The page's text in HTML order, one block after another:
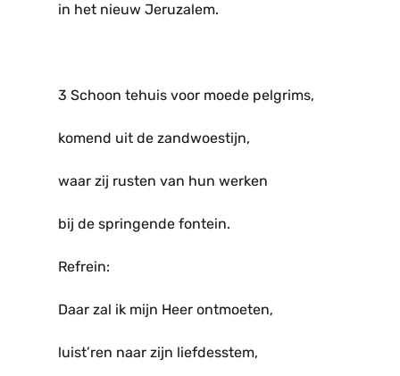
in het nieuw Jeruzalem.
3 Schoon tehuis voor moede pelgrims,
komend uit de zandwoestijn,
waar zij rusten van hun werken
bij de springende fontein.
Refrein:
Daar zal ik mijn Heer ontmoeten,
luist’ren naar zijn liefdesstem,